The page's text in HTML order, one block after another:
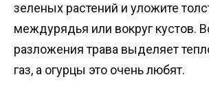
зеленых растений и уложите
междурядья или вокруг кустов.
разложения трава выделяет
газ, а огурцы это очень любят.